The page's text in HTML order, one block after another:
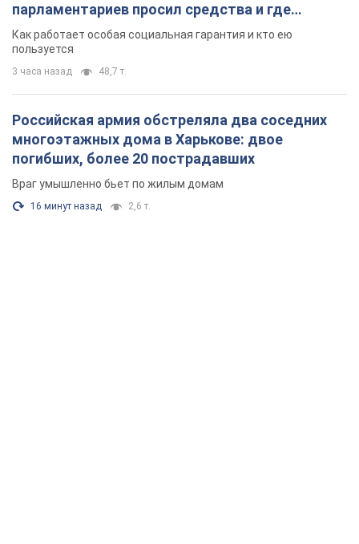
парламентариев просил средства и где
поселился
Как работает особая социальная гарантия и кто ею
пользуется
3 часа назад 48,7 т.
Российская армия обстреляла два соседних
многоэтажных дома в Харькове: двое
погибших, более 20 пострадавших
Враг умышленно бьет по жилым домам
16 минут назад 2,6 т.